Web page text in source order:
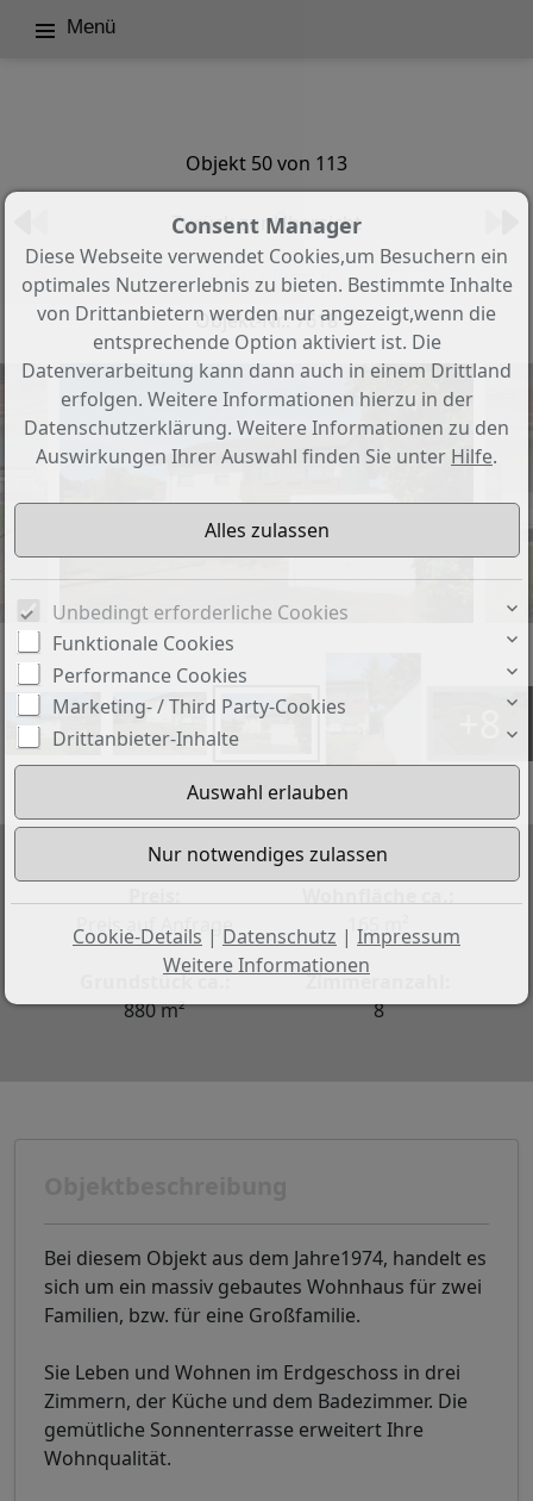
Menü
Objekt 50 von 113
Zurück zur Übersicht
VERKAUFT !!
Objekt-Nr.: 7618
Preis auf Anfrage
165 m²
Grundstück ca.:
880 m²
Zimmeranzahl:
8
Bei diesem Objekt aus dem Jahre1974, handelt es
sich um ein massiv gebautes Wohnhaus für zwei
Familien, bzw. für eine Großfamilie.
Sie Leben und Wohnen im Erdgeschoss in drei
Zimmern, der Küche und dem Badezimmer. Die
gemütliche Sonnenterrasse erweitert Ihre
Wohnqualität.
Consent Manager
Diese Webseite verwendet Cookies,um Besuchern ein
optimales Nutzererlebnis zu bieten. Bestimmte Inhalte
von Drittanbietern werden nur angezeigt,wenn die
entsprechende Option aktiviert ist. Die
Datenverarbeitung kann dann auch in einem Drittland
erfolgen. Weitere Informationen hierzu in der
Datenschutzerklärung. Weitere Informationen zu den
Auswirkungen Ihrer Auswahl finden Sie unter Hilfe.
Unbedingt erforderliche Cookies
Funktionale Cookies
Performance Cookies
Marketing- / Third Party-Cookies
Drittanbieter-Inhalte
Cookie-Details | Datenschutz | Impressum
Weitere Informationen